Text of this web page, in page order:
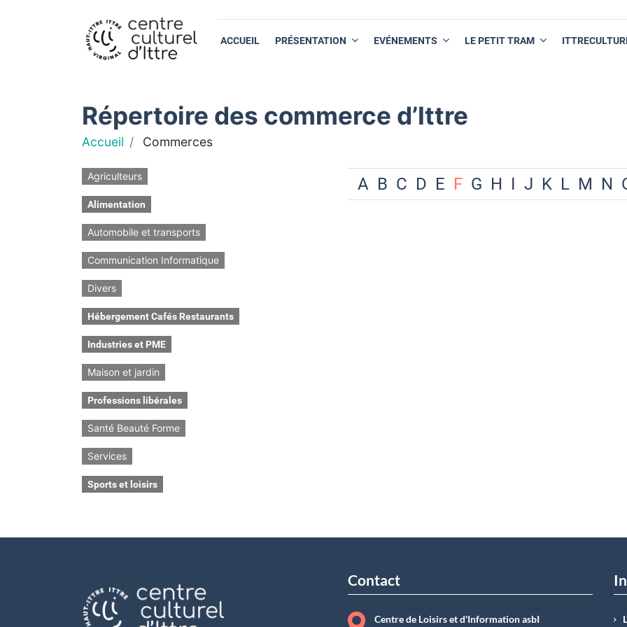
ACCUEIL PRÉSENTATION EVÉNEMENTS LE PETIT TRAM
Répertoire des commerce d’Ittre
Accueil Commerces
Agriculteurs
Alimentation
Automobile et transports
Communication Informatique
Divers
Hébergement Cafés Restaurants
Industries et PME
Maison et jardin
Professions libérales
Santé Beauté Forme
Services
Sports et loisirs
A B C D E F G H I J K L M N
Contact
Centre de Loisirs et d'Information asbI